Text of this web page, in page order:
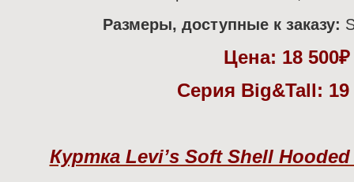
Размеры, доступные к заказу:
Цена: 18
Серия Big&Tall: 19
Куртка Levi’s Soft Shell